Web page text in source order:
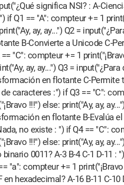
significa NSI? : A-
Q1 == "A": compteur += 1
ay, ay...") Q2 =
B-Convierte a Unicode C-
"C": compteur += 1
ay, ay...") Q3 =
en flotante C-
caracteres :") if Q3 == "C":
!!!") else: print("Ay, ay,
en flotante B-Evalúa
no existe : ") if Q4 == "C":
!!!") else: print("Ay, ay,
0011? A-3 B-4 C-1 D-11 :
"a": compteur += 1
hexadecimal? A-16 B-11 C-